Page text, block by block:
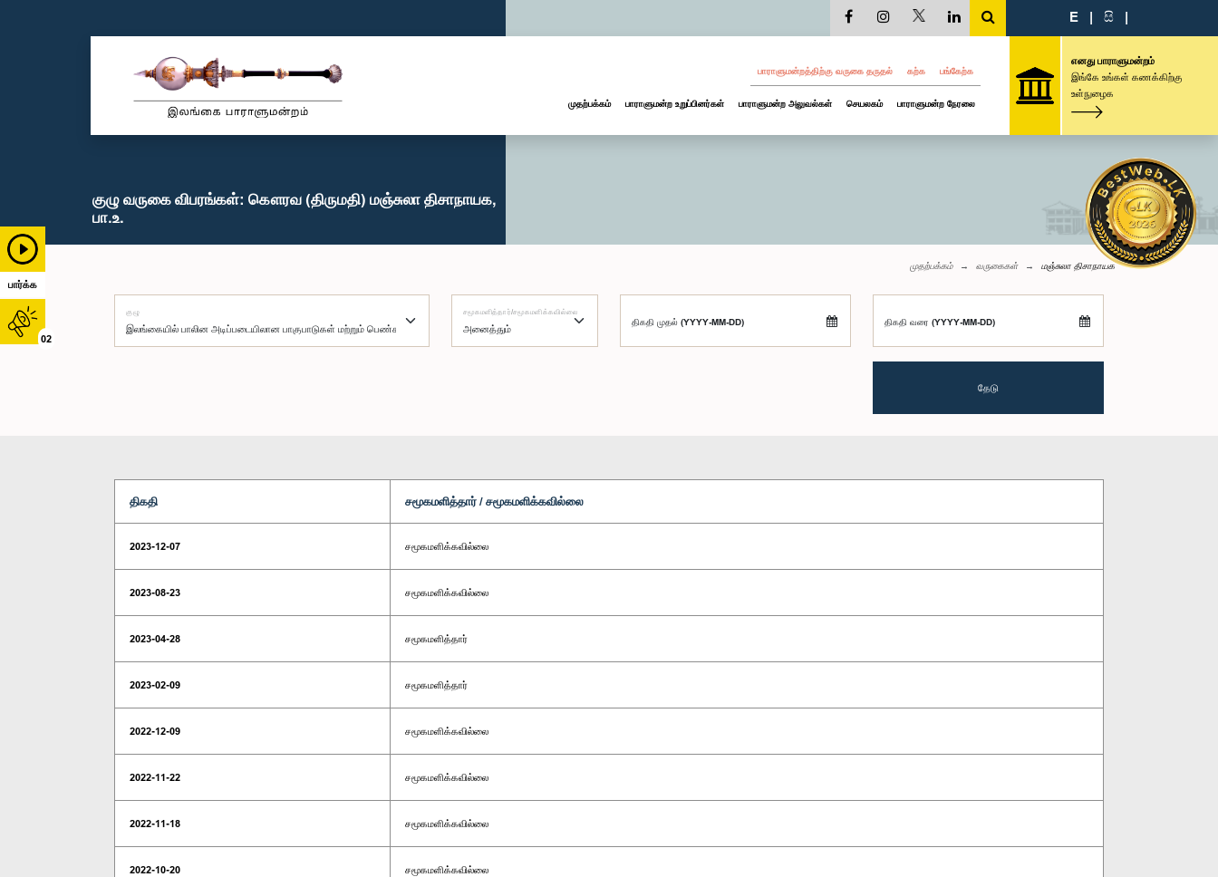
பார்க்க
02
E | සි |
பாராளுமன்றத்திற்கு வருகை தருதல் கற்க பங்கேற்க
முதற்பக்கம் பாராளுமன்ற உறுப்பினர்கள் பாராளுமன்ற அலுவல்கள் செயலகம் பாராளுமன்ற நேரலை
எனது பாராளுமன்றம்
இங்கே உங்கள் கணக்கிற்கு
உள்நுழைக
குழு வருகை விபரங்கள்: கௌரவ (திருமதி) மஞ்சுலா திசாநாயக,
பா.உ.
முதற்பக்கம் வருகைகள் மஞ்சுலா திசாநாயக
குழு சமூகமளித்தார்/சமூகமளிக்கவில்லை
திகதி முதல் (YYYY-MM-DD) திகதி வரை (YYYY-MM-DD)
தேடு
திகதி சமூகமளித்தார் / சமூகமளிக்கவில்லை
2023-12-07 சமூகமளிக்கவில்லை
2023-08-23 சமூகமளிக்கவில்லை
2023-04-28 சமூகமளித்தார்
2023-02-09 சமூகமளித்தார்
2022-12-09 சமூகமளிக்கவில்லை
2022-11-22 சமூகமளிக்கவில்லை
2022-11-18 சமூகமளிக்கவில்லை
2022-10-20 சமூகமளிக்கவில்லை